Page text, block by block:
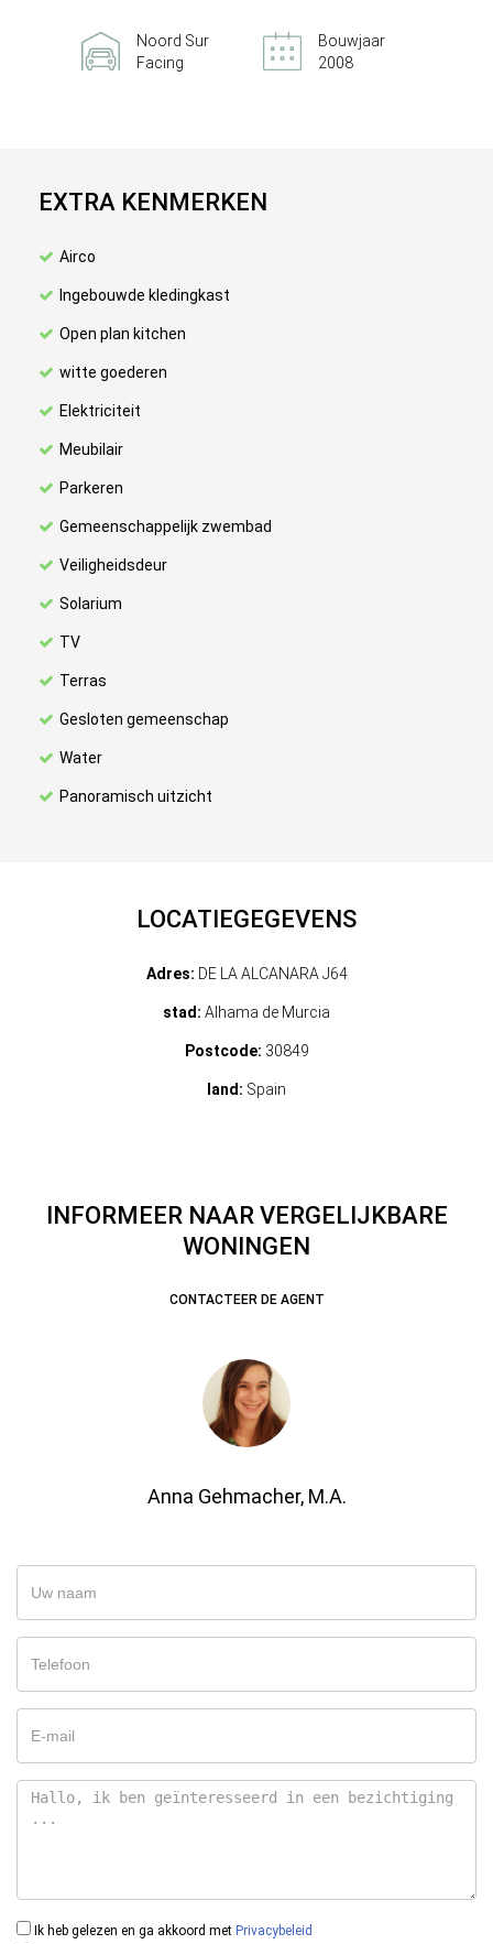
Noord Sur
Facing
Bouwjaar
2008
EXTRA KENMERKEN
Airco
Ingebouwde kledingkast
Open plan kitchen
witte goederen
Elektriciteit
Meubilair
Parkeren
Gemeenschappelijk zwembad
Veiligheidsdeur
Solarium
TV
Terras
Gesloten gemeenschap
Water
Panoramisch uitzicht
LOCATIEGEGEVENS
Adres: DE LA ALCANARA J64
stad: Alhama de Murcia
Postcode: 30849
land: Spain
INFORMEER NAAR VERGELIJKBARE
WONINGEN
CONTACTEER DE AGENT
Anna Gehmacher, M.A.
Ik heb gelezen en ga akkoord met Privacybeleid